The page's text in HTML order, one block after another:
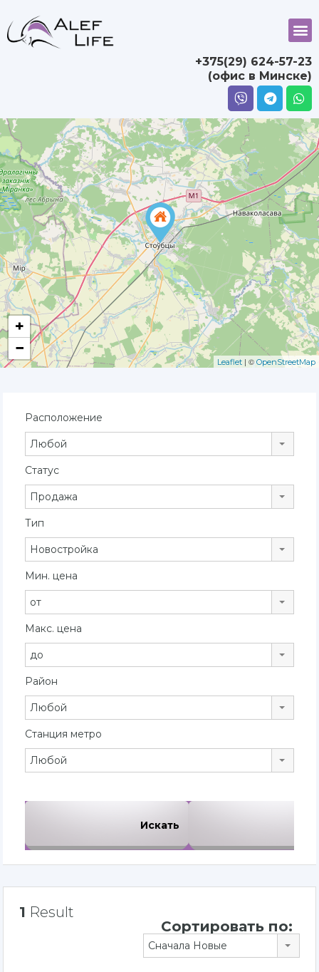
+375(29) 624-57-23
(офис в Минске)
+
−
Leaflet | © OpenStreetMap
Расположение
Любой
Статус
Продажа
Тип
Новостройка
Мин. цена
от
Макс. цена
до
Район
Любой
Станция метро
Любой
1 Result
Сортировать по:
Сначала Новые